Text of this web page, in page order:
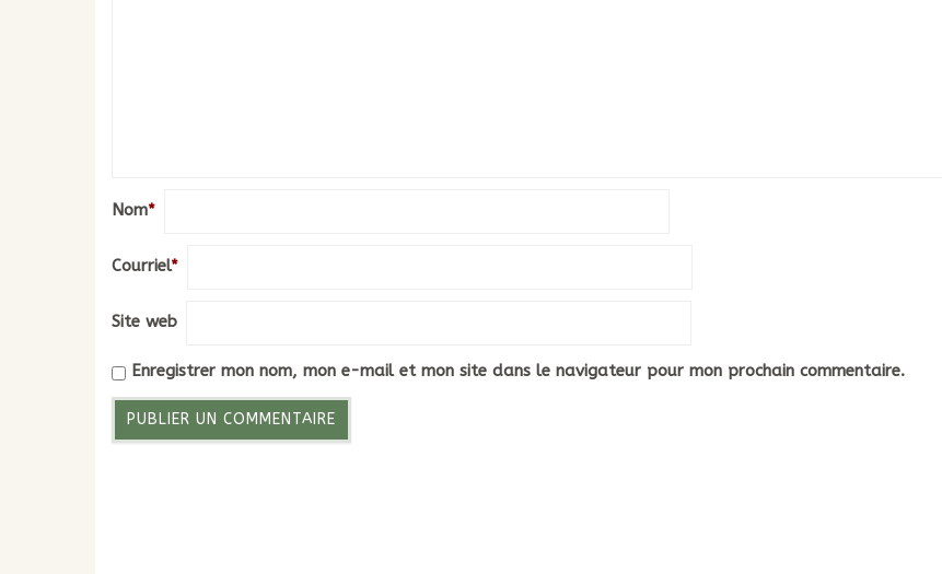
Nom*
Courriel*
Site web
Enregistrer mon nom, mon e-mail et mon site dans le navigateur pour mon prochain commentaire.